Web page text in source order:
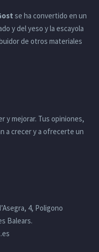
se ha convertido en un
y del yeso y la escayola
de otros materiales
y mejorar. Tus opiniones,
a crecer y a ofrecerte un
4, Poligono
Balears.